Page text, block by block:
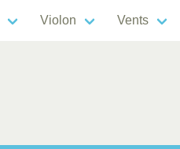
Violon Vents